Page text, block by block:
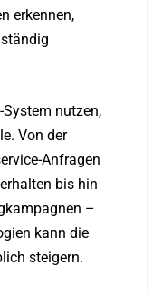
erkennen,
System nutzen,
Von der
Anfragen
bis hin
–
kann die
steigern.